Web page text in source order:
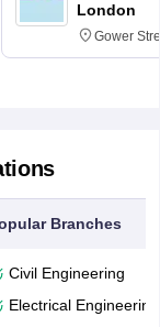
London
Gower
6BT
Branches
Civil Engineering
Electrical Engineering